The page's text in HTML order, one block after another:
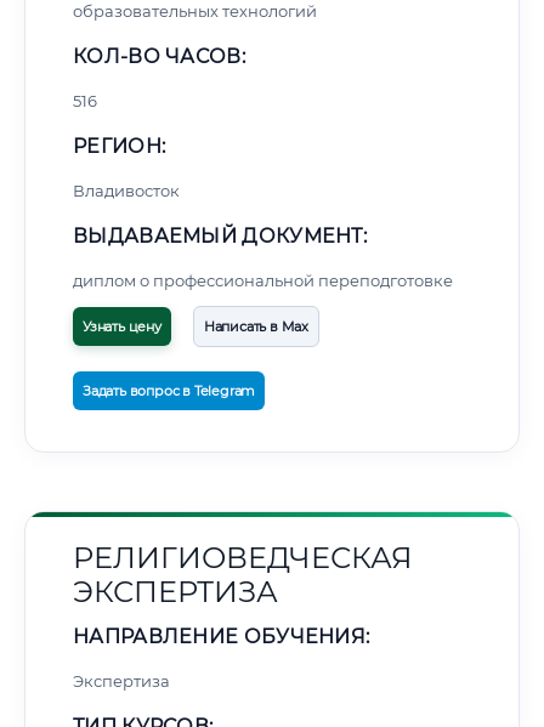
образовательных технологий
КОЛ-ВО ЧАСОВ:
516
РЕГИОН:
Владивосток
ВЫДАВАЕМЫЙ ДОКУМЕНТ:
диплом о профессиональной переподготовке
Узнать цену Написать в Max
Задать вопрос в Telegram
РЕЛИГИОВЕДЧЕСКАЯ
ЭКСПЕРТИЗА
НАПРАВЛЕНИЕ ОБУЧЕНИЯ:
Экспертиза